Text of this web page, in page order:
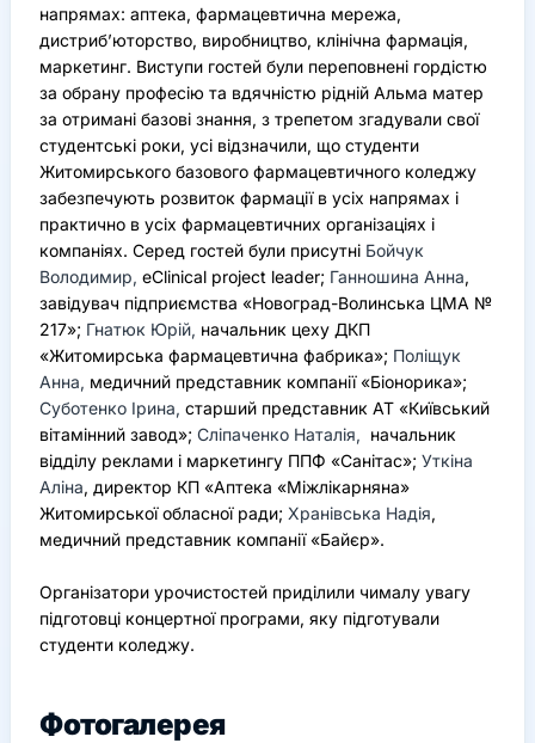
напрямах: аптека, фармацевтична мережа,
дистриб’юторство, виробництво, клінічна фармація,
маркетинг. Виступи гостей були переповнені гордістю
за обрану професію та вдячністю рідній Альма матер
за отримані базові знання, з трепетом згадували свої
студентські роки, усі відзначили, що студенти
Житомирського базового фармацевтичного коледжу
забезпечують розвиток фармації в усіх напрямах і
практично в усіх фармацевтичних організаціях і
компаніях. Серед гостей були присутні Бойчук
Володимир, eClinical project leader; Ганношина Анна,
завідувач підприємства «Новоград-Волинська ЦМА №
217»; Гнатюк Юрій, начальник цеху ДКП
«Житомирська фармацевтична фабрика»; Поліщук
Анна, медичний представник компанії «Біонорика»;
Суботенко Ірина, старший представник АТ «Київський
вітамінний завод»; Сліпаченко Наталія, начальник
відділу реклами і маркетингу ППФ «Санітас»; Уткіна
Аліна, директор КП «Аптека «Міжлікарняна»
Житомирської обласної ради; Хранівська Надія,
медичний представник компанії «Байєр».
Організатори урочистостей приділили чималу увагу
підготовці концертної програми, яку підготували
студенти коледжу.
Фотогалерея